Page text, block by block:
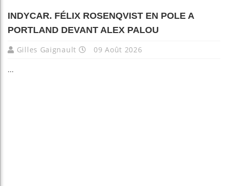
INDYCAR. FÉLIX ROSENQVIST EN POLE A
PORTLAND DEVANT ALEX PALOU
Gilles Gaignault 09 Août 2026
...